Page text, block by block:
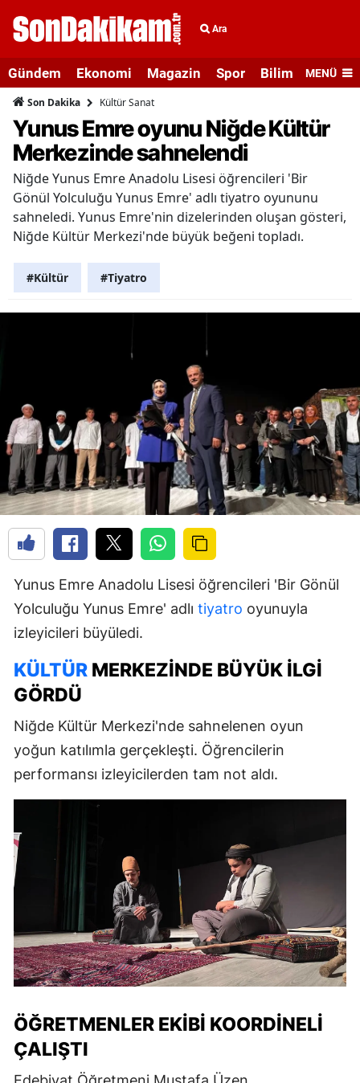
Ara
Gündem Ekonomi Magazin Spor Bilim veMENÜ
Son Dakika Kültür Sanat
Yunus Emre oyunu Niğde Kültür
Merkezinde sahnelendi
Niğde Yunus Emre Anadolu Lisesi öğrencileri 'Bir
Gönül Yolculuğu Yunus Emre' adlı tiyatro oyununu
sahneledi. Yunus Emre'nin dizelerinden oluşan gösteri,
Niğde Kültür Merkezi'nde büyük beğeni topladı.
#Kültür #Tiyatro
Yunus Emre Anadolu Lisesi öğrencileri 'Bir Gönül
Yolculuğu Yunus Emre' adlı tiyatro oyunuyla
izleyicileri büyüledi.
KÜLTÜR MERKEZINDE BÜYÜK İLGI
GÖRDÜ
Niğde Kültür Merkezi'nde sahnelenen oyun
yoğun katılımla gerçekleşti. Öğrencilerin
performansı izleyicilerden tam not aldı.
ÖĞRETMENLER EKIBI KOORDINELI
ÇALIŞTI